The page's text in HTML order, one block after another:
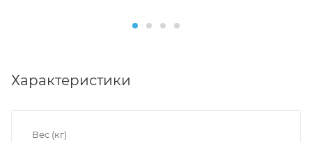
Характеристики
Вес (кг)